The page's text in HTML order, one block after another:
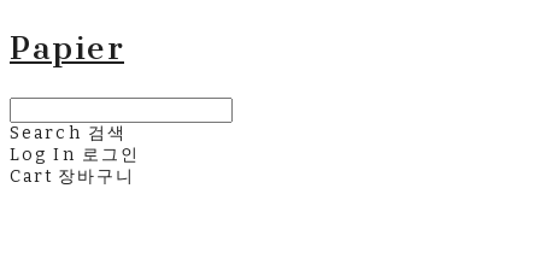
Papier
Search 검색
Log In 로그인
Cart 장바구니